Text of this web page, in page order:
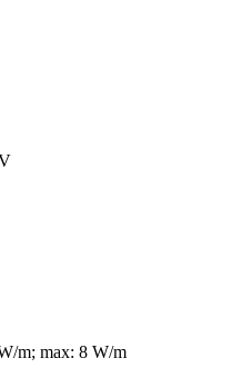
m; max: 8 W/m